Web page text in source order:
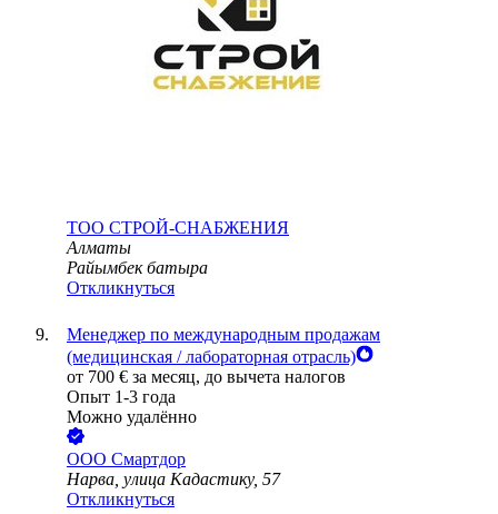
ТОО СТРОЙ-СНАБЖЕНИЯ
Алматы
Райымбек батыра
Откликнуться
Менеджер по международным продажам
(медицинская / лабораторная отрасль)
от 700 € за месяц, до вычета налогов
Опыт 1-3 года
Можно удалённо
ООО Смартдор
Нарва, улица Кадастику, 57
Откликнуться